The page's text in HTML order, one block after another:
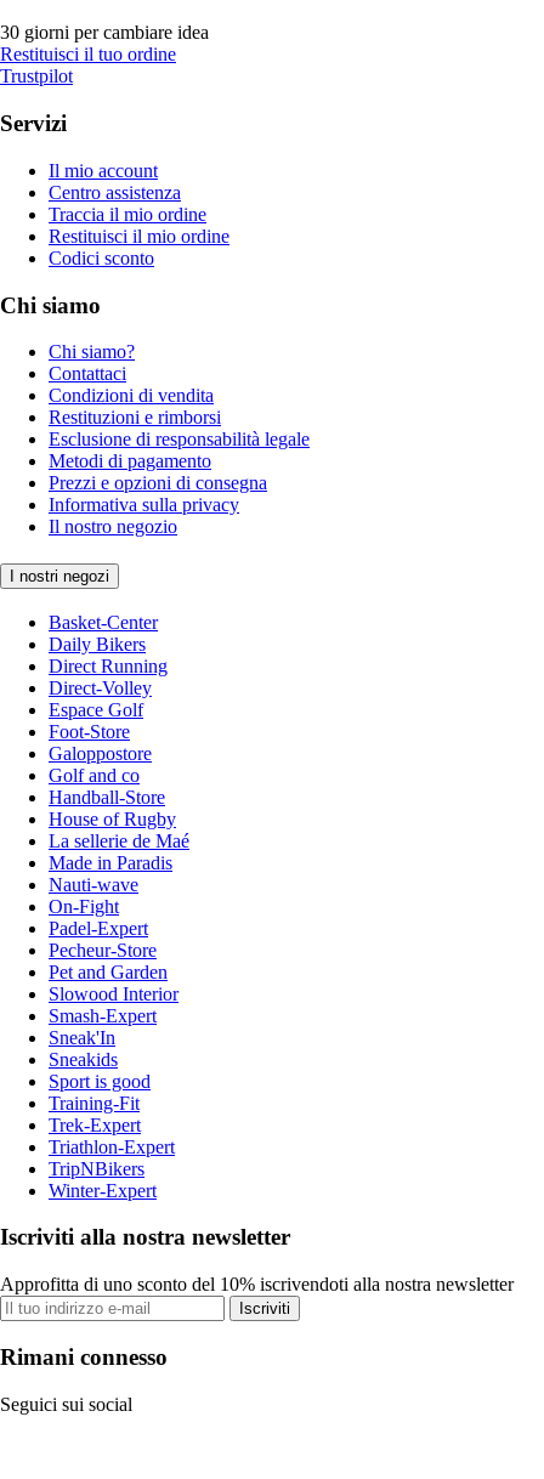
30 giorni per cambiare idea
Restituisci il tuo ordine
Trustpilot
Servizi
Il mio account
Centro assistenza
Traccia il mio ordine
Restituisci il mio ordine
Codici sconto
Chi siamo
Chi siamo?
Contattaci
Condizioni di vendita
Restituzioni e rimborsi
Esclusione di responsabilità legale
Metodi di pagamento
Prezzi e opzioni di consegna
Informativa sulla privacy
Il nostro negozio
I nostri negozi
Basket-Center
Daily Bikers
Direct Running
Direct-Volley
Espace Golf
Foot-Store
Galoppostore
Golf and co
Handball-Store
House of Rugby
La sellerie de Maé
Made in Paradis
Nauti-wave
On-Fight
Padel-Expert
Pecheur-Store
Pet and Garden
Slowood Interior
Smash-Expert
Sneak'In
Sneakids
Sport is good
Training-Fit
Trek-Expert
Triathlon-Expert
TripNBikers
Winter-Expert
Iscriviti alla nostra newsletter
Approfitta di uno sconto del 10% iscrivendoti alla nostra newsletter
Iscriviti
Rimani connesso
Seguici sui social